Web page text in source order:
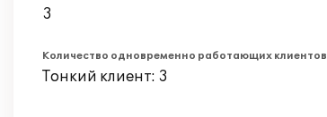
3
Количество одновременно работающих клиентов
Тонкий клиент: 3